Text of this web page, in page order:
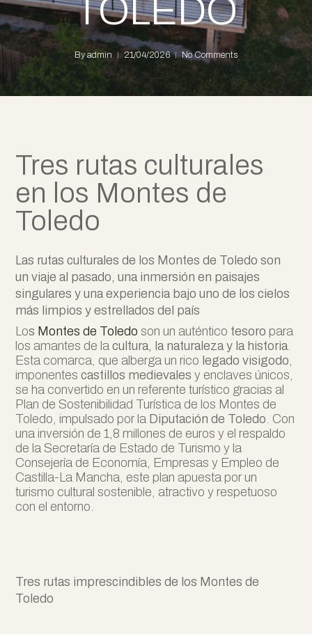
TOLEDO
By admin 21/04/2026 No Comments
Tres rutas culturales
en los Montes de
Toledo
Las rutas culturales de los Montes de Toledo son
un viaje al pasado, una inmersión en paisajes
singulares y una experiencia bajo uno de los cielos
más limpios y estrellados del país
Los Montes de Toledo son un auténtico tesoro para
los amantes de la cultura, la naturaleza y la historia.
Esta comarca, que alberga un rico legado visigodo,
imponentescastillos medievales y enclaves únicos,
se ha convertido en un referente turístico gracias al
Plan de Sostenibilidad Turística de los Montes de
Toledo, impulsado por la Diputación de Toledo. Con
una inversión de 1,8 millones de euros y el respaldo
de la Secretaría de Estado de Turismo y la
Consejería de Economía, Empresas y Empleo de
Castilla-La Mancha, este plan apuesta por un
turismo cultural sostenible, atractivo y respetuoso
con el entorno.
Tres rutas imprescindibles de los Montes de
Toledo